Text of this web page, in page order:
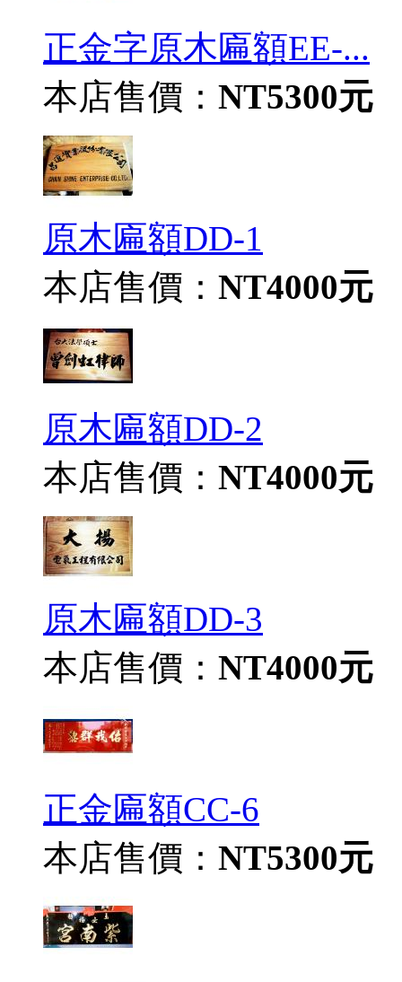
正金字原木匾額EE-...
本店售價： NT5300元
原木匾額DD-1
本店售價： NT4000元
原木匾額DD-2
本店售價： NT4000元
原木匾額DD-3
本店售價： NT4000元
正金匾額CC-6
本店售價： NT5300元